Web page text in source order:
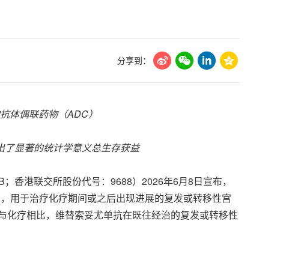
分享到：
体偶联药物（ADC）
显著的统计学意义总生存获益
香港联交所股份代号：9688）2026年6月8日宣布，
用于治疗化疗期间或之后出现进展的复发或转移性宫
疗相比，维替索妥尤单抗在既往经治的复发或转移性